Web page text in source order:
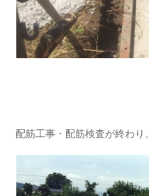
配筋工事・配筋検査が終わり、